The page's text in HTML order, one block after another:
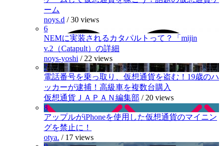
ーム
noys.d /30 views
6
NEMに実装されるカタパルトって？「mijin
v.2（Catapult）の詳細
noys-yoshi / 22 views
7
電話番号を乗っ取り、仮想通貨を盗む！19歳のハ
ッカーが逮捕！高級車を複数台購入
仮想通貨ＪＡＰＡＮ編集部 / 20 views
8
アップルがiPhoneを使用した仮想通貨のマイニン
グを禁止に！
otya. / 17 views